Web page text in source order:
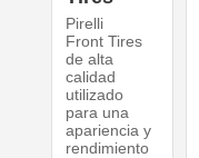
Pirelli
Front Tires
de alta
calidad
utilizado
para una
apariencia y
rendimiento